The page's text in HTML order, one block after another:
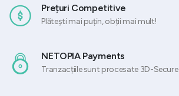
Prețuri Competitive
Plătești mai puțin, obții mai mult!
NETOPIA Payments
Tranzacțiile sunt procesate 3D-Secure